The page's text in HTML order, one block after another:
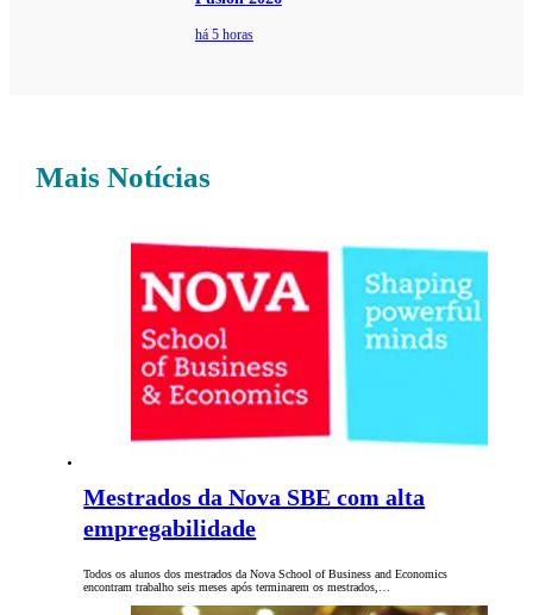
há 5 horas
Mais Notícias
Mestrados da Nova SBE com alta
empregabilidade
Todos os alunos dos mestrados da Nova School of Business and Economics
encontram trabalho seis meses após terminarem os mestrados,…